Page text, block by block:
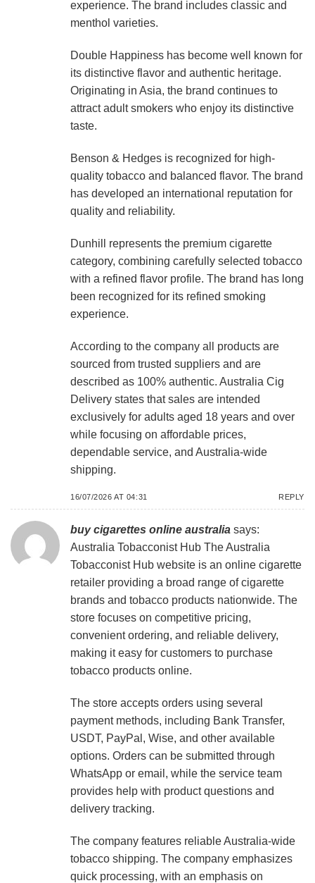
experience. The brand includes classic and
menthol varieties.
Double Happiness has become well known for
its distinctive flavor and authentic heritage.
Originating in Asia, the brand continues to
attract adult smokers who enjoy its distinctive
taste.
Benson & Hedges is recognized for high-
quality tobacco and balanced flavor. The brand
has developed an international reputation for
quality and reliability.
Dunhill represents the premium cigarette
category, combining carefully selected tobacco
with a refined flavor profile. The brand has long
been recognized for its refined smoking
experience.
According to the company all products are
sourced from trusted suppliers and are
described as 100% authentic. Australia Cig
Delivery states that sales are intended
exclusively for adults aged 18 years and over
while focusing on affordable prices,
dependable service, and Australia-wide
shipping.
16/07/2026 AT 04:31 REPLY
buy cigarettes online australia says:
Australia Tobacconist Hub The Australia
Tobacconist Hub website is an online cigarette
retailer providing a broad range of cigarette
brands and tobacco products nationwide. The
store focuses on competitive pricing,
convenient ordering, and reliable delivery,
making it easy for customers to purchase
tobacco products online.
The store accepts orders using several
payment methods, including Bank Transfer,
USDT, PayPal, Wise, and other available
options. Orders can be submitted through
WhatsApp or email, while the service team
provides help with product questions and
delivery tracking.
The company features reliable Australia-wide
tobacco shipping. The company emphasizes
quick processing, with an emphasis on